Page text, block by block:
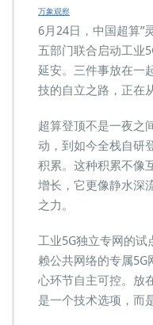
万象观察
6月24日，中国超算”
五部门联合启动工业
延安。三件事放在一
技的自立之路，正在
超算登顶不是一夜之
动，到如今全栈自研
积累。这种积累不像
增长，它更像静水
之力。
工业5G独立专网的试
赖公共网络的专属
心环节自主可控。放
是一个技术选项，而